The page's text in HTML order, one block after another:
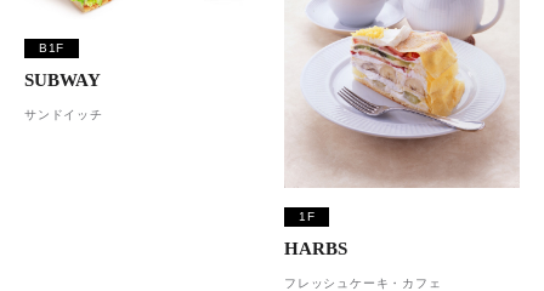
B1F
SUBWAY
サンドイッチ
1F
HARBS
フレッシュケーキ・カフェ